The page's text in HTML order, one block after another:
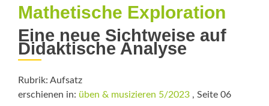
Mathetische Exploration
Eine neue Sichtweise auf
Didaktische Analyse
Rubrik: Aufsatz
erschienen in: üben & musizieren 5/2023 , Seite 06